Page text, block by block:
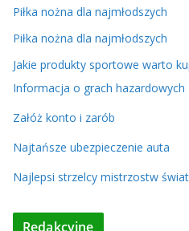
Piłka nożna dla najmłodszych
Piłka nożna dla najmłodszych
Jakie produkty sportowe warto
Informacja o grach hazardowych
Załóż konto i zarób
Najtańsze ubezpieczenie auta
Najlepsi strzelcy mistrzostw
Redakcyjne